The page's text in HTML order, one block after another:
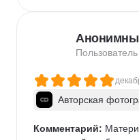
действительно
пользователей. Уже в
полноценные кейсы,
работодателю. Если
идти - не
Contented за этот опыт!
Пользователь
Авторская
Комментарий: